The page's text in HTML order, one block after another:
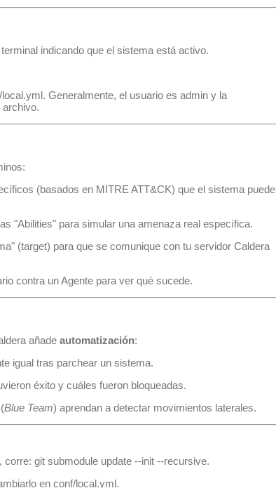
indicando que el sistema está activo.
local.yml. Generalmente, el usuario es admin y la
archivo.
(basados en MITRE ATT&CK) que el sistema puede
"Abilities" para simular una amenaza real específica.
(target) para que se comunique con tu servidor Caldera
contra un Agente para ver qué sucede.
añade automatización:
igual tras parchear un sistema.
éxito y cuáles fueron bloqueadas.
Blue Team) aprendan a detectar movimientos laterales.
corre: git submodule update --init --recursive.
en conf/local.yml.